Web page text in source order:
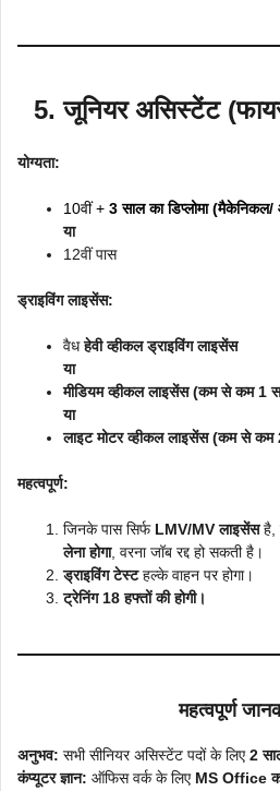
5. जूनियर असिस्टेंट
योग्यता:
10वीं + 3 साल का डिप्लोमा (मैकेनिकल/
या
12वीं पास
ड्राइविंग लाइसेंस:
वैधहेवी व्हीकल ड्राइविंग लाइसेंस
या
मीडियम व्हीकल लाइसेंस (कम से कम 1
या
लाइट मोटर व्हीकल लाइसेंस (कम से कम
महत्वपूर्ण:
जिनके पास सिर्फ LMV/MV लाइसेंसहै,
लेना होगा, वरना जॉब रद्द हो सकती है।
ड्राइविंग टेस्टहल्के वाहन पर होगा।
ट्रेनिंग 18 हफ्तों की होगी।
महत्वपूर्ण
अनुभव: सभी सीनियर असिस्टेंट पदों के लिए2
कंप्यूटर ज्ञान: ऑफिस वर्क के लिए MS Office